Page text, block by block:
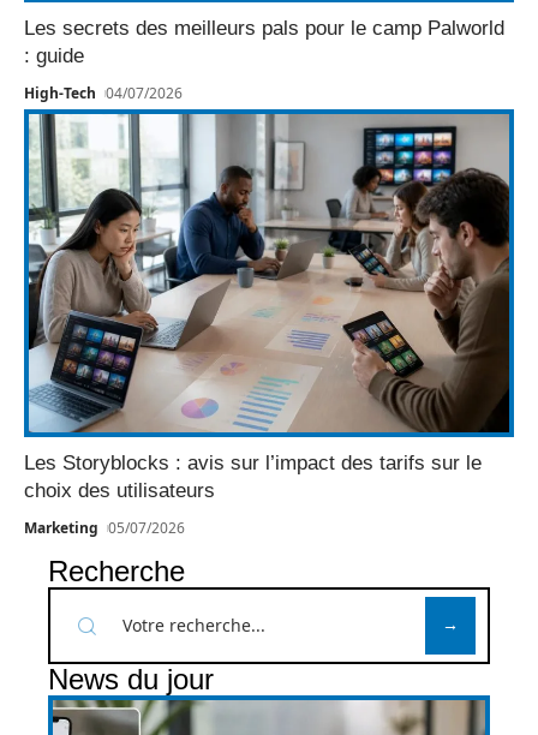
Les secrets des meilleurs pals pour le camp Palworld
: guide
High-Tech 04/07/2026
Les Storyblocks : avis sur l’impact des tarifs sur le
choix des utilisateurs
Marketing 05/07/2026
Recherche
News du jour